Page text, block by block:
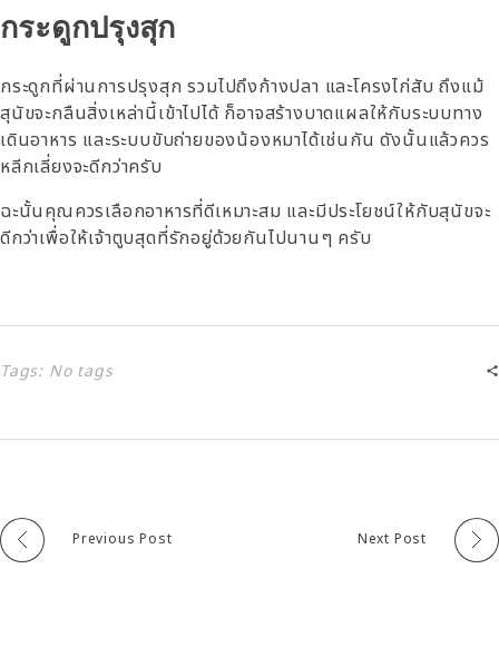
กระดูกปรุงสุก
กระดูกที่ผ่านการปรุงสุก รวมไปถึงก้างปลา และโครงไก่สับ ถึงแม้
สุนัขจะกลืนสิ่งเหล่านี้เข้าไปได้ ก็อาจสร้างบาดแผลให้กับระบบทาง
เดินอาหาร และระบบขับถ่ายของน้องหมาได้เช่นกัน ดังนั้นแล้วควร
หลีกเลี่ยงจะดีกว่าครับ
ฉะนั้นคุณควรเลือกอาหารที่ดีเหมาะสม และมีประโยชน์ให้กับสุนัขจะ
ดีกว่าเพื่อให้เจ้าตูบสุดที่รักอยู่ด้วยกันไปนานๆ ครับ
Tags: No tags
Previous Post Next Post